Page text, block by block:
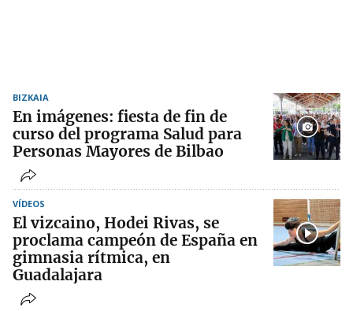
BIZKAIA
En imágenes: fiesta de fin de
curso del programa Salud para
Personas Mayores de Bilbao
VÍDEOS
El vizcaino, Hodei Rivas, se
proclama campeón de España en
gimnasia rítmica, en
Guadalajara